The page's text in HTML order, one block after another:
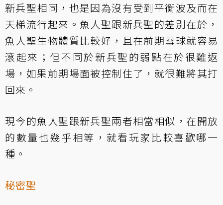
新兵聖相同，也是因為沒有受到平衡波及而在
天梯流行起來。魚人聖跟新兵聖的差別在於，
魚人聖生物體質比較好，且在前期雪球就容易
滾起來；但不同於新兵聖的弱點在於很難返
場，如果前期場面被控制住了，就很難將其打
回來。
現今的魚人聖跟新兵聖兩者相當相似，在開放
的數量也幾乎相等，就看玩家比較喜歡哪一
種。
秘密聖